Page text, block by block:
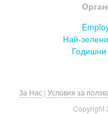
Най-
Годишни
За Нас | Условия за
Copyright